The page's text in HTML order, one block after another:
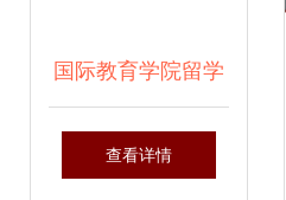
国际教育学院留学
生学习与文化体验
查看详情